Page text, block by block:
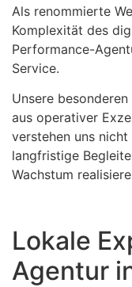
Als renommierte
Komplexität des
Performance-
Service.
Unsere
aus operativer
verstehen uns
langfristige
Wachstum
Lokale
Agentur